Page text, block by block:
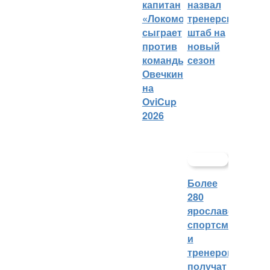
капитан
«Локомотива»
сыграет
против
команды
Овечкина
на
OviCup
2026
назвал
тренерский
штаб на
новый
сезон
Более
280
ярославских
спортсменов
и
тренеров
получат